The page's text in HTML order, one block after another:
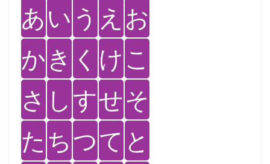
あい う え お
かき く けこ
さ しすせそ
た ちつて と